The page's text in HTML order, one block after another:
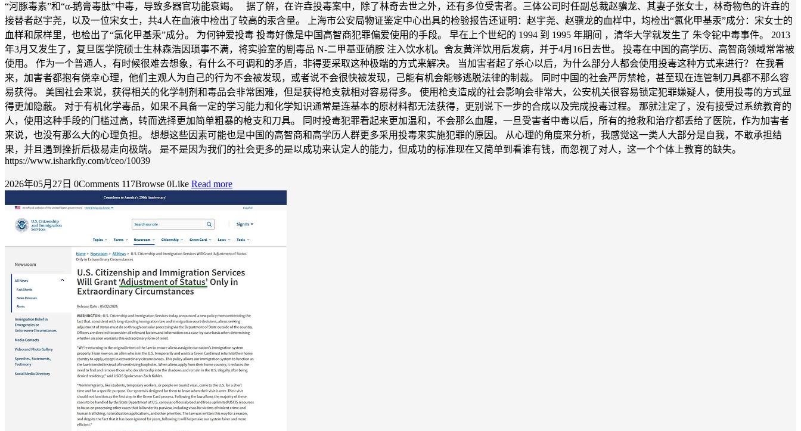
“河豚毒素”和“α-鹅膏毒肽”中毒，导致多器官功能衰竭。 据了解，在许垚投毒案中，除了林奇去世之外，还有多位受害者。三体公司时任副总裁赵骥龙、其妻子张女士，林奇物色的许垚的
接替者赵宇尧，以及一位宋女士，共4人在血液中检出了较高的汞含量。 上海市公安局物证鉴定中心出具的检验报告还证明：赵宇尧、赵骥龙的血样中，均检出“氯化甲基汞”成分：宋女士的
血样和尿样里，也检出了“氯化甲基汞”成分。 为何钟爱投毒 投毒好像是中国高智商犯罪偏爱使用的手段。 早在上个世纪的 1994 到 1995 年期间 ，清华大学就发生了 朱令铊中毒事件。 2013
年3月又发生了，复旦医学院硕士生林森浩因琐事不满，将实验室的剧毒品 N-二甲基亚硝胺 注入饮水机。舍友黄洋饮用后发病，并于4月16日去世。 投毒在中国的高学历、高智商领域常常被
使用。 作为一个普通人，有时候很难去想象，有什么不可调和的矛盾，非得要采取这种极端的方式来解决。 当加害者起了杀心以后，为什么部分人都会使用投毒这种方式来进行？ 在我看
来，加害者都抱有侥幸心理，他们主观人为自己的行为不会被发现，或者说不会很快被发现，己能有机会能够逃脱法律的制裁。 同时中国的社会严厉禁枪，甚至现在连管制刀具都不那么容
易获得。 美国社会来说，获得相关的化学制剂和毒品会非常困难，但是获得枪支就相对容易得多。 使用枪支造成的社会影响会非常大，公安机关很容易锁定犯罪嫌疑人，使用投毒的方式显
得更加隐蔽。 对于有机化学毒品，如果不具备一定的学习能力和化学知识通常是连基本的原材料都无法获得，更别说下一步的合成以及完成投毒过程。 那就注定了，没有接受过系统教育的
人，使用这种手段的门槛过高，转而选择更加简单粗暴的枪支和刀具。 同时投毒犯罪看起来更加温和，不会那么血腥，一旦受害者中毒以后，所有的抢救和治疗都丢给了医院，作为加害者
来说，也没有那么大的心理负担。 想想这些因素可能也是中国的高智商和高学历人群更多采用投毒来实施犯罪的原因。 从心理的角度来分析，我感觉这一类人大部分是自我，不敢承担结
果，并且遇到挫折后极易走向极端。 是不是因为我们的社会更多的是以成功来认定人的能力，但成功的标准现在又简单到看谁有钱，而忽视了对人，这一个个体上教育的缺失。
https://www.isharkfly.com/t/ceo/10039
2026年05月27日 0Comments 117Browse 0Like Read more